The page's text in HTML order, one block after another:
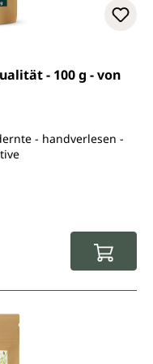
5 von 5 Sternen
- 100 g - von
- handverlesen -